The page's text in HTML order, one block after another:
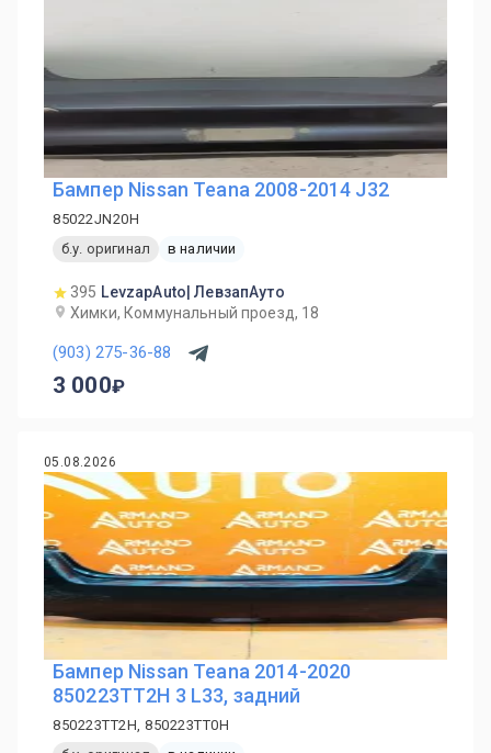
Бампер Nissan Teana 2008-2014 J32
85022JN20H
б.у. оригинал
в наличии
395 LevzapAuto| ЛевзапАуто
Химки, Коммунальный проезд, 18
(903) 275-36-88
3 000
05.08.2026
Бампер Nissan Teana 2014-2020
850223TT2H 3 L33, задний
850223TT2H, 850223TT0H